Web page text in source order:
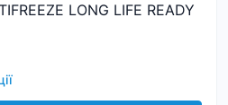
LONG LIFE READY